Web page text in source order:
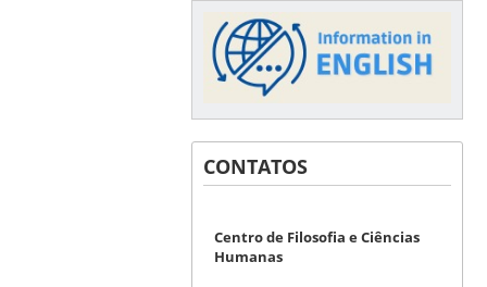
CONTATOS
Centro de Filosofia e Ciências
Humanas